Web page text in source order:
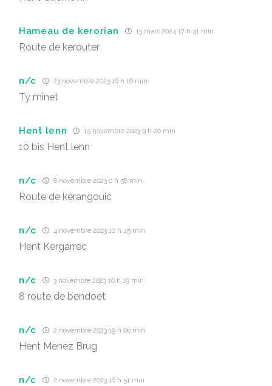
Hameau de kerorian 13 mars 2024 17 h 41 min
Route de kerouter
n/c 23 novembre 2023 16 h 16 min
Ty minet
Hent lenn 15 novembre 2023 9 h 20 min
10 bis Hent lenn
n/c 8 novembre 2023 0 h 58 min
Route de kérangouic
n/c 4 novembre 2023 10 h 45 min
Hent Kergarrec
n/c 3 novembre 2023 10 h 19 min
8 route de bendoet
n/c 2 novembre 2023 19 h 06 min
Hent Menez Brug
n/c 2 novembre 2023 16 h 51 min